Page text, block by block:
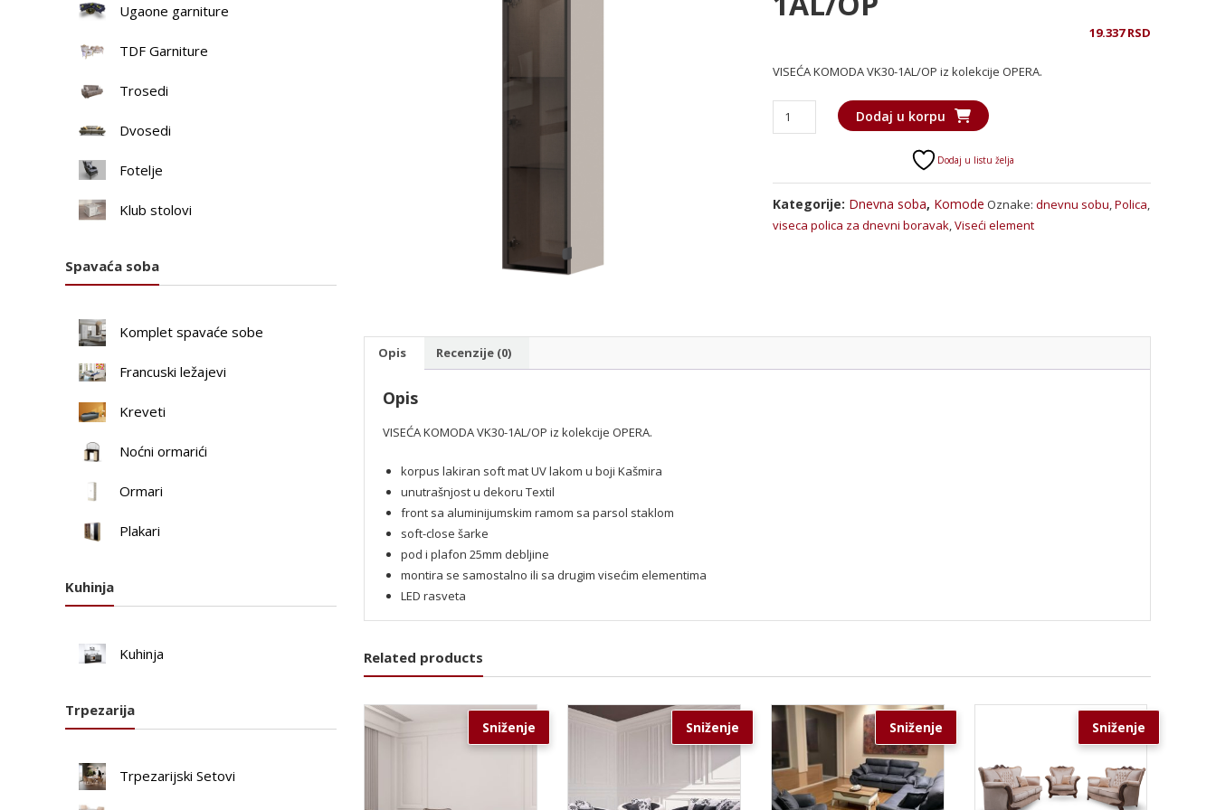
19.337RSD
VISEĆA KOMODA VK30-1AL/OP iz kolekcije OPERA.
VISEĆA
KOMODA
Dodaj u korpu
Dodaj u listu želja
Kategorije: Dnevna soba, Komode Oznake:dnevnu sobu,Polica,
viseca polica za dnevni boravak,Viseći element
Opis Recenzije (0)
Opis
VISEĆA KOMODA VK30-1AL/OP iz kolekcije OPERA.
korpus lakiran soft mat UV lakom u boji Kašmira
unutrašnjost u dekoru Textil
front sa aluminijumskim ramom sa parsol staklom
soft-close šarke
pod i plafon 25mm debljine
montira se samostalno ili sa drugim visećim elementima
LED rasveta
Related products
Sniženje Sniženje Sniženje Sniženje
Ugaone garniture
TDF Garniture
Trosedi
Dvosedi
Fotelje
Klub stolovi
Spavaća soba
Komplet spavaće sobe
Francuski ležajevi
Kreveti
Noćni ormarići
Ormari
Plakari
Kuhinja
Kuhinja
Trpezarija
Trpezarijski Setovi